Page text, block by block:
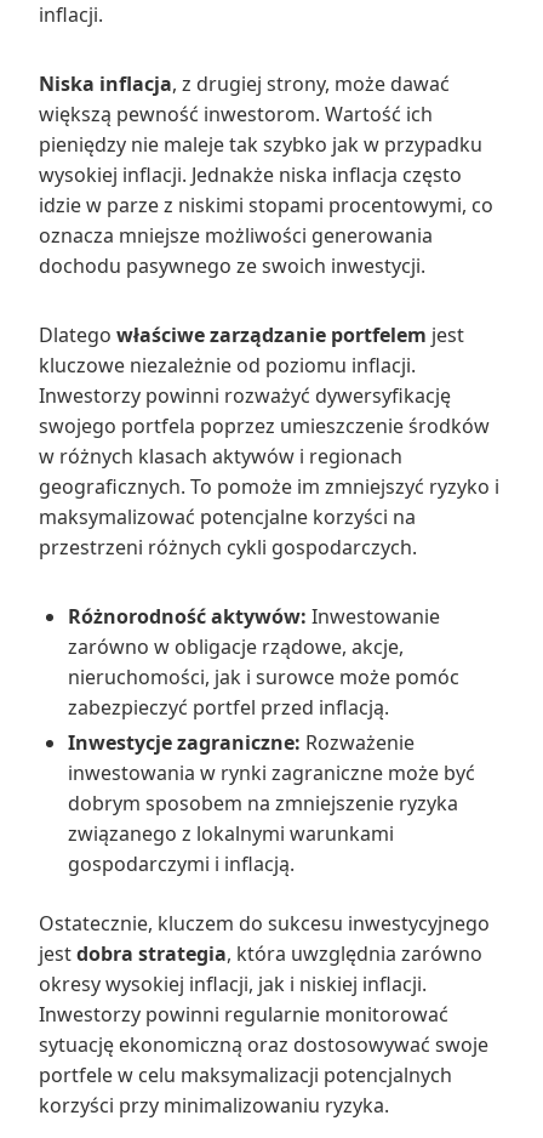
inflacji.
Niska inflacja, z drugiej strony, może dawać
większą pewność inwestorom. Wartość ich
pieniędzy nie maleje tak szybko jak w przypadku
wysokiej inflacji. Jednakże niska inflacja często
idzie w parze z niskimi stopami procentowymi, co
oznacza mniejsze możliwości generowania
dochodu pasywnego ze swoich inwestycji.
Dlatego właściwe zarządzanie portfelem jest
kluczowe niezależnie od poziomu inflacji.
Inwestorzy powinni rozważyć dywersyfikację
swojego portfela poprzez umieszczenie środków
w różnych klasach aktywów i regionach
geograficznych. To pomoże im zmniejszyć ryzyko i
maksymalizować potencjalne korzyści na
przestrzeni różnych cykli gospodarczych.
Różnorodność aktywów: Inwestowanie
zarówno w obligacje rządowe, akcje,
nieruchomości, jak i surowce może pomóc
zabezpieczyć portfel przed inflacją.
Inwestycje zagraniczne: Rozważenie
inwestowania w rynki zagraniczne może być
dobrym sposobem na zmniejszenie ryzyka
związanego z lokalnymi warunkami
gospodarczymi i inflacją.
Ostatecznie, kluczem do sukcesu inwestycyjnego
jestdobra strategia, która uwzględnia zarówno
okresy wysokiej inflacji, jak i niskiej inflacji.
Inwestorzy powinni regularnie monitorować
sytuację ekonomiczną oraz dostosowywać swoje
portfele w celu maksymalizacji potencjalnych
korzyści przy minimalizowaniu ryzyka.